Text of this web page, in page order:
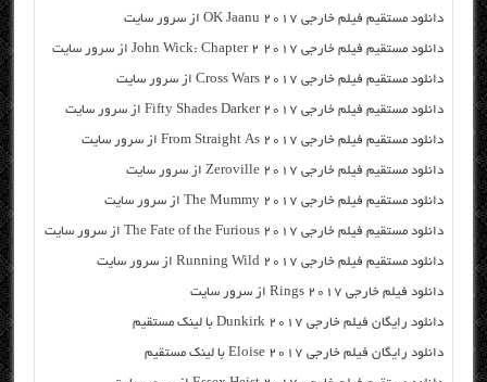
دانلود مستقیم فیلم خارجی OK Jaanu 2017 از سرور سایت
دانلود مستقیم فیلم خارجی John Wick: Chapter 2 2017 از سرور سایت
دانلود مستقیم فیلم خارجی Cross Wars 2017 از سرور سایت
دانلود مستقیم فیلم خارجی Fifty Shades Darker 2017 از سرور سایت
دانلود مستقیم فیلم خارجی From Straight As 2017 از سرور سایت
دانلود مستقیم فیلم خارجی Zeroville 2017 از سرور سایت
دانلود مستقیم فیلم خارجی The Mummy 2017 از سرور سایت
دانلود مستقیم فیلم خارجی The Fate of the Furious 2017 از سرور سایت
دانلود مستقیم فیلم خارجی Running Wild 2017 از سرور سایت
دانلود فیلم خارجی Rings 2017 از سرور سایت
دانلود رایگان فیلم خارجی Dunkirk 2017 با لینک مستقیم
دانلود رایگان فیلم خارجی Eloise 2017 با لینک مستقیم